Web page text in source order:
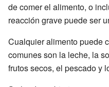
de comer el alimento, o
reacción grave puede ser
Cualquier alimento puede
comunes son la leche, la
frutos secos, el pescado y